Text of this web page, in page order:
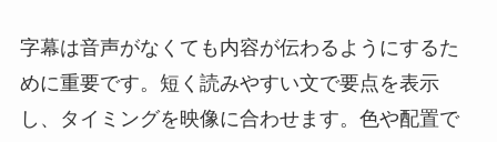
字幕は音声がなくても内容が伝わるようにするた
めに重要です。短く読みやすい文で要点を表示
し、タイミングを映像に合わせます。色や配置で